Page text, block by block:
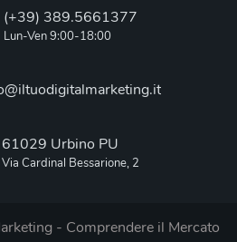
(+39) 389.5661377
Lun-Ven 9:00-18:00
61029 Urbino PU
Via Cardinal Bessarione, 2
- Comprendere il Mercato